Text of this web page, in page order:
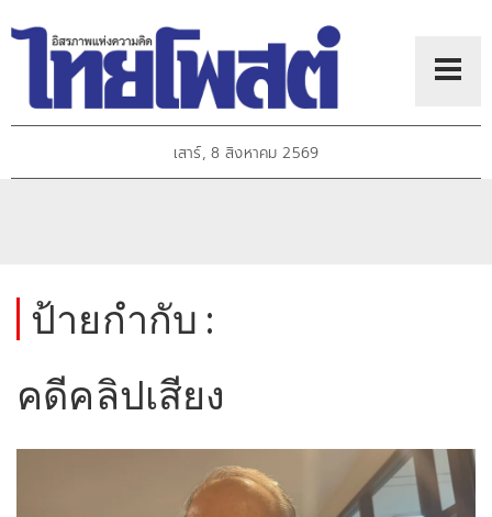
เสาร์, 8 สิงหาคม 2569
ป้ายกำกับ :
คดีคลิปเสียง